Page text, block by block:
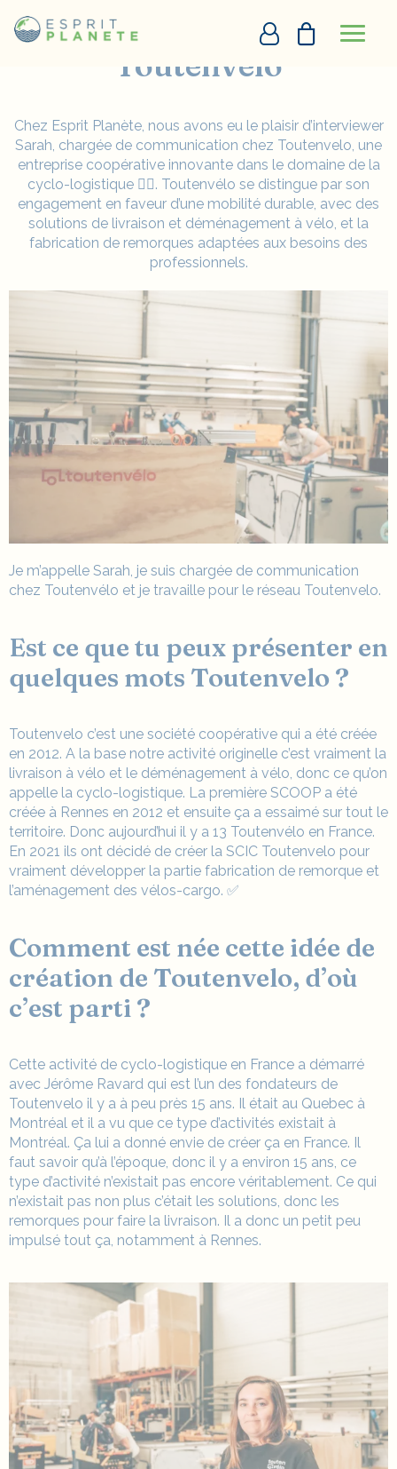
DEVIS
+33290097273
DEMANDE D’APPEL
Accueil Vêtements personnalisables Toutenvelo
Toutenvelo
Chez Esprit Planète, nous avons eu le plaisir d’interviewer
Sarah, chargée de communication chez Toutenvelo, une
entreprise coopérativeinnovante dans le domaine de la
cyclo-logistique 🚴‍♂️. Toutenvélo se distingue par son
engagement en faveur d’une mobilité durable, avec des
solutions de livraison et déménagement à vélo, et la
fabrication de remorques adaptées aux besoins des
professionnels.
Je m’appelle Sarah, je suis chargée de communication
chez Toutenvélo et je travaille pour le réseau Toutenvelo.
Est ce que tu peux présenter en
quelques mots Toutenvelo ?
Toutenvelo c’est une société coopérative qui a été créée
en 2012. A la base notre activité originelle c’est vraiment la
livraison à vélo et le déménagement à vélo, donc ce qu’on
appelle la cyclo-logistique. La première SCOOP a été
créée à Rennes en 2012 et ensuite ça a essaimé sur tout le
territoire. Donc aujourd’hui il y a 13 Toutenvélo en France.
En 2021 ils ont décidé de créer la SCIC Toutenvelo pour
vraiment développer la partie fabrication de remorque et
l’aménagement des vélos-cargo. ✅
Comment est née cette idée de
création de Toutenvelo, d’où
c’est parti ?
Cette activité de cyclo-logistique en France a démarré
avec Jérôme Ravard qui est l’un des fondateurs de
Toutenvelo il y a à peu près 15 ans. Il était au Quebec à
Montréal et il a vu que ce type d’activités existait à
Montréal. Ça lui a donné envie de créer ça en France. Il
faut savoir qu’à l’époque, donc il y a environ 15 ans, ce
type d’activité n’existait pas encore véritablement. Ce qui
n’existait pas non plus c’était les solutions, donc les
remorques pour faire la livraison. Il a donc un petit peu
impulsé tout ça, notamment à Rennes.